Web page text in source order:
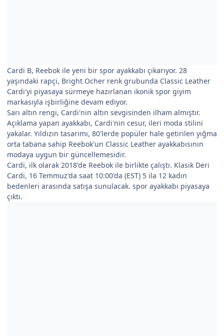
Cardi B, Reebok ile yeni bir spor ayakkabı çıkarıyor. 28
yaşındaki rapçi, Bright Ocher renk grubunda Classic Leather
Cardi'yi piyasaya sürmeye hazırlanan ikonik spor giyim
markasıyla işbirliğine devam ediyor.
Sarı altın rengi, Cardi'nin altın sevgisinden ilham almıştır.
Açıklama yapan ayakkabı, Cardi'nin cesur, ileri moda stilini
yakalar. Yıldızın tasarımı, 80'lerde popüler hale getirilen yığma
orta tabana sahip Reebok'un Classic Leather ayakkabısının
modaya uygun bir güncellemesidir.
Cardi, ilk olarak 2018'de Reebok ile birlikte çalıştı. Klasik Deri
Cardi, 16 Temmuz'da saat 10:00'da (EST) 5 ila 12 kadın
bedenleri arasında satışa sunulacak. spor ayakkabı piyasaya
çıktı.